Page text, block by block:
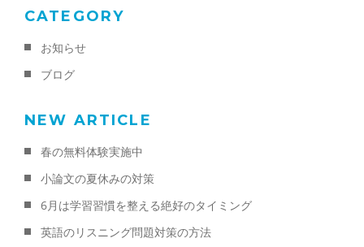
CATEGORY
お知らせ
ブログ
NEW ARTICLE
春の無料体験実施中
小論文の夏休みの対策
6月は学習習慣を整える絶好のタイミング
英語のリスニング問題対策の方法